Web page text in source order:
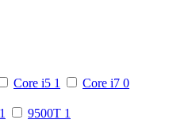
Core i5 1 Core i7 0
1 9500T 1